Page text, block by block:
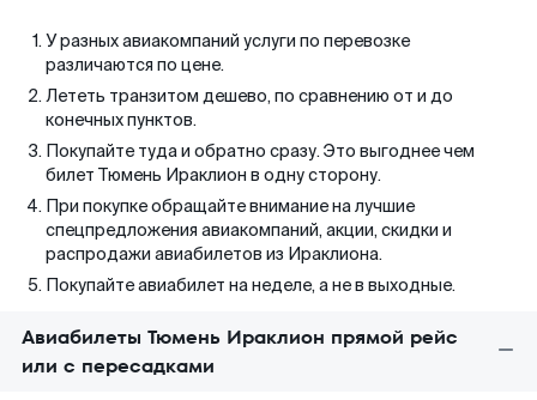
У разных авиакомпаний услуги по перевозке
различаются по цене.
Лететь транзитом дешево, по сравнению от и до
конечных пунктов.
Покупайте туда и обратно сразу. Это выгоднее чем
билет Тюмень Ираклион в одну сторону.
При покупке обращайте внимание на лучшие
спецпредложения авиакомпаний, акции, скидки и
распродажи авиабилетов из Ираклиона.
Покупайте авиабилет на неделе, а не в выходные.
Авиабилеты Тюмень Ираклион прямой рейс
или с пересадками